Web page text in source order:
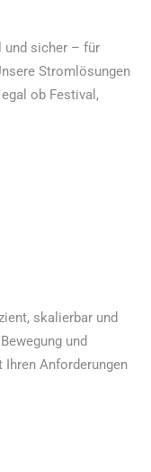
und sicher – für
Stromlösungen
ob Festival,
skalierbar und
und
Anforderungen